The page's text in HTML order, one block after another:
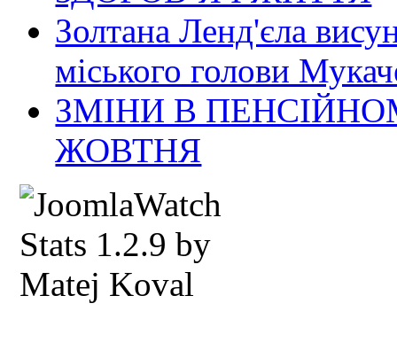
Золтана Ленд'єла
міського голови
ЗМІНИ В
ЖОВТНЯ